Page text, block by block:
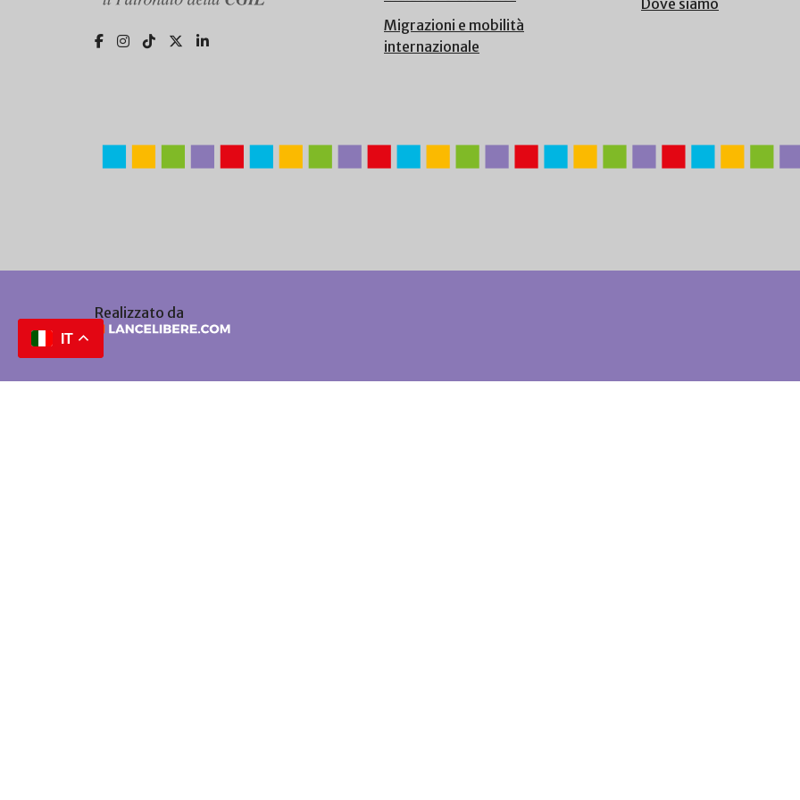
Migrazioni e mobilità
internazionale
Realizzato da
IT